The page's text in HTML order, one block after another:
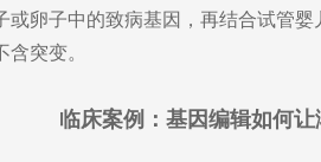
或卵子中的致病基因，再结合试管
突变。
临床案例：基因编辑如何